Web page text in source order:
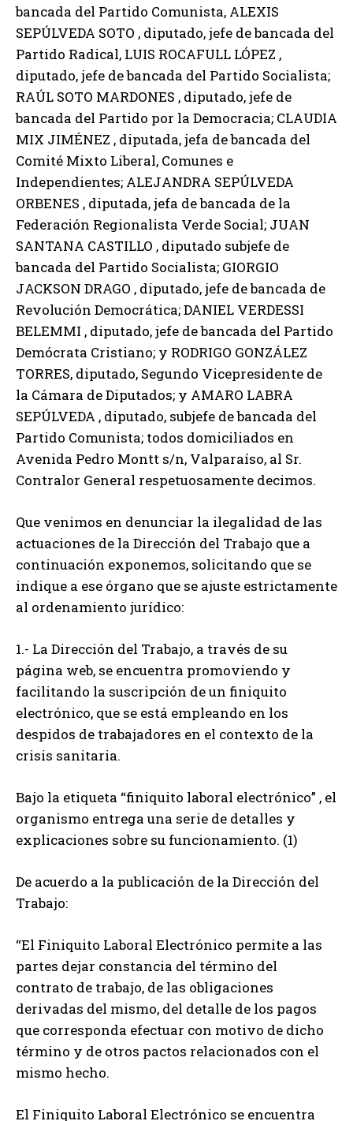
bancada del Partido Comunista, ALEXIS
SEPÚLVEDA SOTO , diputado, jefe de bancada del
Partido Radical, LUIS ROCAFULL LÓPEZ ,
diputado, jefe de bancada del Partido Socialista;
RAÚL SOTO MARDONES , diputado, jefe de
bancada del Partido por la Democracia; CLAUDIA
MIX JIMÉNEZ , diputada, jefa de bancada del
Comité Mixto Liberal, Comunes e
Independientes; ALEJANDRA SEPÚLVEDA
ORBENES , diputada, jefa de bancada de la
Federación Regionalista Verde Social; JUAN
SANTANA CASTILLO , diputado subjefe de
bancada del Partido Socialista; GIORGIO
JACKSON DRAGO , diputado, jefe de bancada de
Revolución Democrática; DANIEL VERDESSI
BELEMMI , diputado, jefe de bancada del Partido
Demócrata Cristiano; y RODRIGO GONZÁLEZ
TORRES, diputado, Segundo Vicepresidente de
la Cámara de Diputados; y AMARO LABRA
SEPÚLVEDA , diputado, subjefe de bancada del
Partido Comunista; todos domiciliados en
Avenida Pedro Montt s/n, Valparaíso, al Sr.
Contralor General respetuosamente decimos.
Que venimos en denunciar la ilegalidad de las
actuaciones de la Dirección del Trabajo que a
continuación exponemos, solicitando que se
indique a ese órgano que se ajuste estrictamente
al ordenamiento jurídico:
1.- La Dirección del Trabajo, a través de su
página web, se encuentra promoviendo y
facilitando la suscripción de un finiquito
electrónico, que se está empleando en los
despidos de trabajadores en el contexto de la
crisis sanitaria.
Bajo la etiqueta “finiquito laboral electrónico” , el
organismo entrega una serie de detalles y
explicaciones sobre su funcionamiento. (1)
De acuerdo a la publicación de la Dirección del
Trabajo:
“El Finiquito Laboral Electrónico permite a las
partes dejar constancia del término del
contrato de trabajo, de las obligaciones
derivadas del mismo, del detalle de los pagos
que corresponda efectuar con motivo de dicho
término y de otros pactos relacionados con el
mismo hecho.
El Finiquito Laboral Electrónico se encuentra